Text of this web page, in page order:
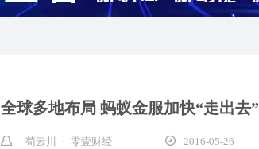
全球多地布局 蚂蚁金服加快“走出去”
苟云川 · 零壹财经 2016-05-26